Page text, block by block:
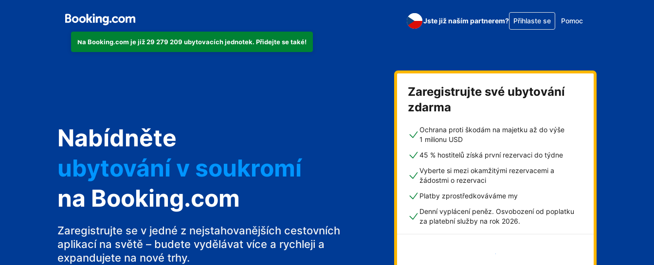
Na Booking.com je již 29 279 209 ubytovacích jednotek. Přidejte se také!
Jste již naším partnerem? Přihlaste se Pomoc
Nabídněte
svůj hotel
ubytování v soukromí
svůj penzion
svou chatu
na Booking.com
Zaregistrujte se v jedné z nejstahovanějších cestovních
aplikací na světě – budete vydělávat více a rychleji a
expandujete na nové trhy.
Zaregistrujte své ubytování
zdarma
Ochrana proti škodám na majetku až do výše
1 milionu USD
45 % hostitelů získá první rezervaci do týdne
Vyberte si mezi okamžitými rezervacemi a
žádostmi o rezervaci
Platby zprostředkováváme my
Denní vyplácení peněz. Osvobození od poplatku
za platební služby na rok 2026.
Začít hned